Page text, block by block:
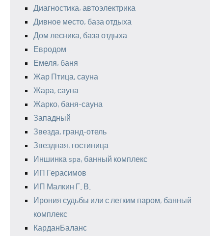
Диагностика, автоэлектрика
Дивное место, база отдыха
Дом лесника, база отдыха
Евродом
Емеля, баня
Жар Птица, сауна
Жара, сауна
Жарко, баня-сауна
Западный
Звезда, гранд-отель
Звездная, гостиница
Иншинка spa, банный комплекс
ИП Герасимов
ИП Малкин Г. В.
Ирония судьбы или с легким паром, банный
комплекс
КарданБаланс